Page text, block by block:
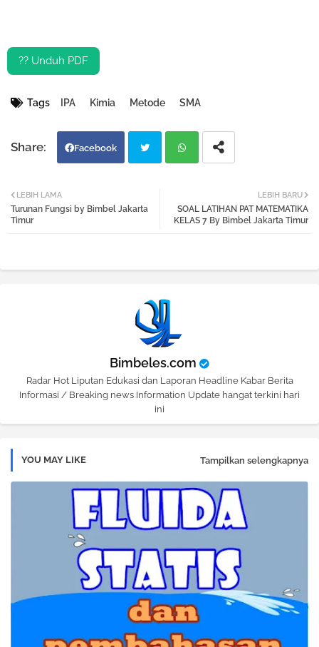
?? Unduh PDF
Tags IPA Kimia Metode SMA
Facebook
tter atsa
LEBIH BARU
SOAL LATIHAN PAT MATEMATIKA
KELAS 7 By Bimbel Jakarta Timur
LEBIH LAMA
Turunan Fungsi by Bimbel Jakarta
Timur
Bimbeles.com
Radar Hot Liputan Edukasi dan Laporan Headline Kabar Berita
Informasi / Breaking news Information Update hangat terkini hari
ini
YOU MAY LIKE Tampilkan selengkapnya